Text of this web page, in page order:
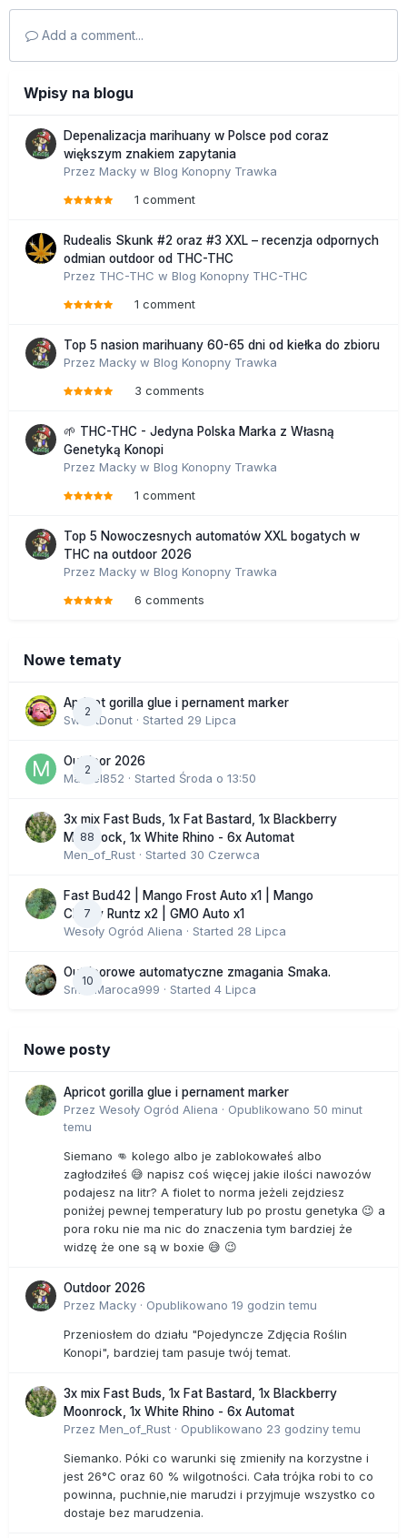
Add a comment...
Wpisy na blogu
Depenalizacja marihuany w Polsce pod coraz
większym znakiem zapytania
Przez Macky w Blog Konopny Trawka
1 comment
Rudealis Skunk #2 oraz #3 XXL – recenzja odpornych
odmian outdoor od THC-THC
Przez THC-THC w Blog Konopny THC-THC
1 comment
Top 5 nasion marihuany 60-65 dni od kiełka do zbioru
Przez Macky w Blog Konopny Trawka
3 comments
🌱 THC-THC - Jedyna Polska Marka z Własną
Genetyką Konopi
Przez Macky w Blog Konopny Trawka
1 comment
Top 5 Nowoczesnych automatów XXL bogatych w
THC na outdoor 2026
Przez Macky w Blog Konopny Trawka
6 comments
Nowe tematy
2
Apricot gorilla glue i pernament marker
SweetDonut · Started 29 Lipca
2
Outdoor 2026
Marcel852 · Started Środa o 13:50
88
3x mix Fast Buds, 1x Fat Bastard, 1x Blackberry
Moonrock, 1x White Rhino - 6x Automat
Men_of_Rust · Started 30 Czerwca
7
Fast Bud42 | Mango Frost Auto x1 | Mango
Cherry Runtz x2 | GMO Auto x1
Wesoły Ogród Aliena · Started 28 Lipca
10
Outdoorowe automatyczne zmagania Smaka.
SmakMaroca999 · Started 4 Lipca
Nowe posty
Apricot gorilla glue i pernament marker
Przez Wesoły Ogród Aliena · Opublikowano 50 minut
temu
Siemano 👊 kolego albo je zablokowałeś albo
zagłodziłeś 😅 napisz coś więcej jakie ilości nawozów
podajesz na litr? A fiolet to norma jeżeli zejdziesz
poniżej pewnej temperatury lub po prostu genetyka 😉 a
pora roku nie ma nic do znaczenia tym bardziej że
widzę że one są w boxie 😅 😉
Outdoor 2026
Przez Macky · Opublikowano 19 godzin temu
Przeniosłem do działu "Pojedyncze Zdjęcia Roślin
Konopi", bardziej tam pasuje twój temat.
3x mix Fast Buds, 1x Fat Bastard, 1x Blackberry
Moonrock, 1x White Rhino - 6x Automat
Przez Men_of_Rust · Opublikowano 23 godziny temu
Siemanko. Póki co warunki się zmieniły na korzystne i
jest 26°C oraz 60 % wilgotności. Cała trójka robi to co
powinna, puchnie,nie marudzi i przyjmuje wszystko co
dostaje bez marudzenia.